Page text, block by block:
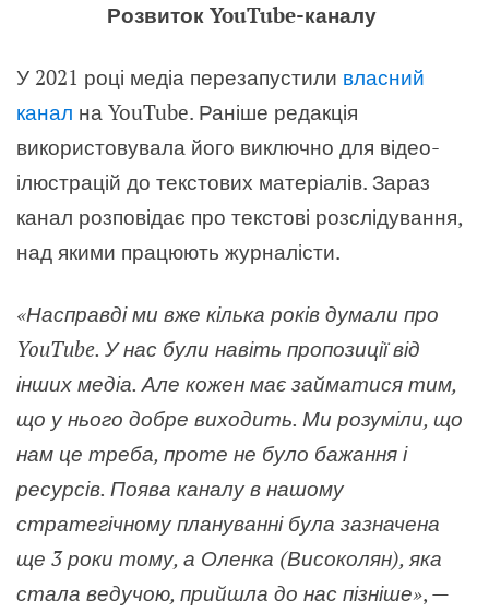
Розвиток YouTube-каналу
У 2021 році медіа перезапустили власний
канал на YouTube. Раніше редакція
використовувала його виключно для відео-
ілюстрацій до текстових матеріалів. Зараз
канал розповідає про текстові розслідування,
над якими працюють журналісти.
«Насправді ми вже кілька років думали про
YouTube. У нас були навіть пропозиції від
інших медіа. Але кожен має займатися тим,
що у нього добре виходить. Ми розуміли, що
нам це треба, проте не було бажання і
ресурсів. Поява каналу в нашому
стратегічному плануванні була зазначена
ще 3 роки тому, а Оленка (Високолян), яка
стала ведучою, прийшла до нас пізніше», —